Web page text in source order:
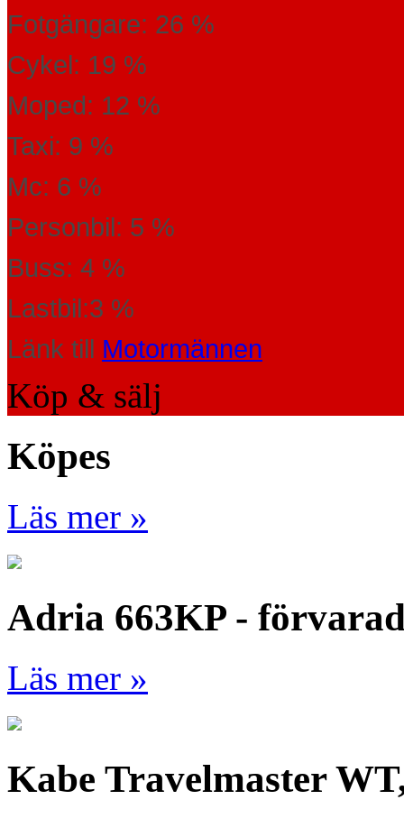
Fotgängare: 26 %
Cykel: 19 %
Moped: 12 %
Taxi: 9 %
Mc: 6 %
Personbil: 5 %
Buss: 4 %
Lastbil:3 %
Länk till Motormännen
Köp & sälj
Köpes
Läs mer »
Adria 663KP -
Läs mer »
Kabe Travelmaster